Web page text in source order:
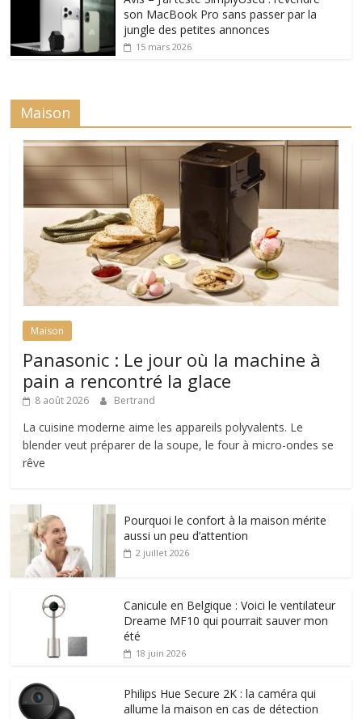
son MacBook Pro sans passer par la
jungle des petites annonces
15 mars 2026
Maison
Maison
Panasonic : Le jour où la machine à
pain a rencontré la glace
8 août 2026 Bertrand
La cuisine moderne aime les appareils polyvalents. Le
blender veut préparer de la soupe, le four à micro-ondes se
rêve
Pourquoi le confort à la maison mérite
aussi un peu d’attention
2 juillet 2026
Canicule en Belgique : Voici le ventilateur
Dreame MF10 qui pourrait sauver mon
été
18 juin 2026
Philips Hue Secure 2K : la caméra qui
allume la maison en cas de détection